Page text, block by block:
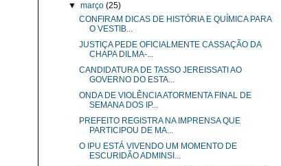
▼março(25)
CONFIRAM DICAS DE HISTÓRIA E QUÍMICA PARA
O VESTIB...
JUSTIÇA PEDE OFICIALMENTE CASSAÇÃO DA
CHAPA DILMA-...
CANDIDATURA DE TASSO JEREISSATI AO
GOVERNO DO ESTA...
ONDA DE VIOLÊNCIA ATORMENTA FINAL DE
SEMANA DOS IP...
PREFEITO REGISTRA NA IMPRENSA QUE
PARTICIPOU DE MA...
O IPU ESTÁ VIVENDO UM MOMENTO DE
ESCURIDÃO ADMINSI...